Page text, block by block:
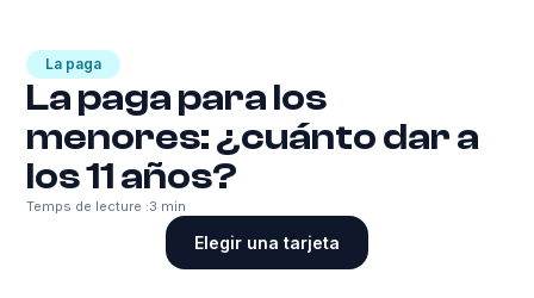
La paga
La paga para los
menores: ¿cuánto dar a
los 11 años?
Temps de lecture :3 min
Elegir una tarjeta